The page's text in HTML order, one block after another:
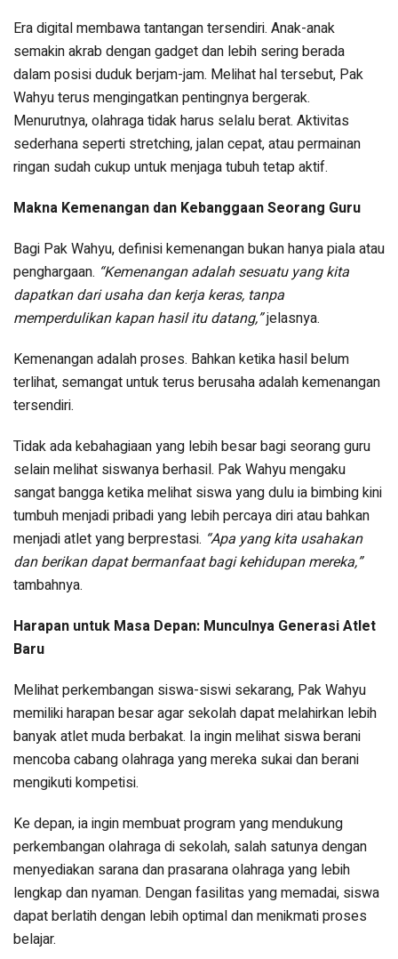
Era digital membawa tantangan tersendiri. Anak-anak
semakin akrab dengan gadget dan lebih sering berada
dalam posisi duduk berjam-jam. Melihat hal tersebut, Pak
Wahyu terus mengingatkan pentingnya bergerak.
Menurutnya, olahraga tidak harus selalu berat. Aktivitas
sederhana seperti stretching, jalan cepat, atau permainan
ringan sudah cukup untuk menjaga tubuh tetap aktif.
Makna Kemenangan dan Kebanggaan Seorang Guru
Bagi Pak Wahyu, definisi kemenangan bukan hanya piala atau
penghargaan. “Kemenangan adalah sesuatu yang kita
dapatkan dari usaha dan kerja keras, tanpa
memperdulikan kapan hasil itu datang,”jelasnya.
Kemenangan adalah proses. Bahkan ketika hasil belum
terlihat, semangat untuk terus berusaha adalah kemenangan
tersendiri.
Tidak ada kebahagiaan yang lebih besar bagi seorang guru
selain melihat siswanya berhasil. Pak Wahyu mengaku
sangat bangga ketika melihat siswa yang dulu ia bimbing kini
tumbuh menjadi pribadi yang lebih percaya diri atau bahkan
menjadi atlet yang berprestasi. “Apa yang kita usahakan
dan berikan dapat bermanfaat bagi kehidupan mereka,”
tambahnya.
Harapan untuk Masa Depan: Munculnya Generasi Atlet
Baru
Melihat perkembangan siswa-siswi sekarang, Pak Wahyu
memiliki harapan besar agar sekolah dapat melahirkan lebih
banyak atlet muda berbakat. Ia ingin melihat siswa berani
mencoba cabang olahraga yang mereka sukai dan berani
mengikuti kompetisi.
Ke depan, ia ingin membuat program yang mendukung
perkembangan olahraga di sekolah, salah satunya dengan
menyediakan sarana dan prasarana olahraga yang lebih
lengkap dan nyaman. Dengan fasilitas yang memadai, siswa
dapat berlatih dengan lebih optimal dan menikmati proses
belajar.